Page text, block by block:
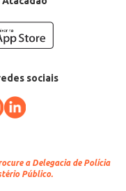
sociais
a Delegacia de Polícia
Público.